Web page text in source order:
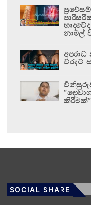
නාමල්
වරදට
කිරීමක්”
SOCIAL SHARE